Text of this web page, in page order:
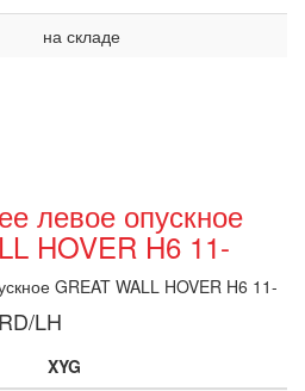
на складе
левое опускное
HOVER H6 11-
LH
XYG